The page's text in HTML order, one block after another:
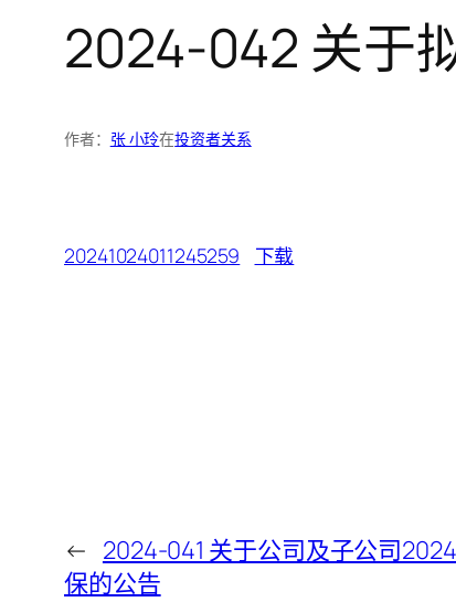
2024-042 关于
作者： 张 小玲在投资者关系
20241024011245259 下载
← 2024-041 关于公司及子公司
保的公告